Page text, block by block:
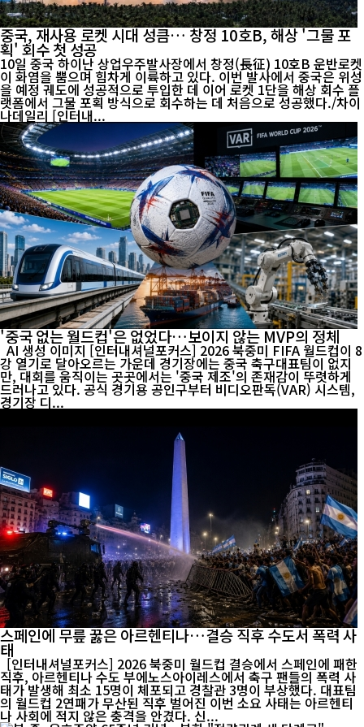
중국, 재사용 로켓 시대 성큼… 창정 10호B, 해상 '그물 포
획' 회수 첫 성공
10일 중국 하이난 상업우주발사장에서 창정(長征) 10호B 운반로켓
이 화염을 뿜으며 힘차게 이륙하고 있다. 이번 발사에서 중국은 위성
을 예정 궤도에 성공적으로 투입한 데 이어 로켓 1단을 해상 회수 플
랫폼에서 그물 포획 방식으로 회수하는 데 처음으로 성공했다./차이
나데일리 [인터내...
'중국 없는 월드컵'은 없었다…보이지 않는 MVP의 정체
강 열기로 달아오르는 가운데 경기장에는 중국 축구대표팀이 없지
만, 대회를 움직이는 곳곳에서는 '중국 제조'의 존재감이 뚜렷하게
드러나고 있다. 공식 경기용 공인구부터 비디오판독(VAR) 시스템,
경기장 디...
스페인에 무릎 꿇은 아르헨티나…결승 직후 수도서 폭력 사
태
[인터내셔널포커스] 2026 북중미 월드컵 결승에서 스페인에 패한
직후, 아르헨티나 수도 부에노스아이레스에서 축구 팬들의 폭력 사
태가 발생해 최소 15명이 체포되고 경찰관 3명이 부상했다. 대표팀
의 월드컵 2연패가 무산된 직후 벌어진 이번 소요 사태는 아르헨티
나 사회에 적지 않은 충격을 안겼다. 신...